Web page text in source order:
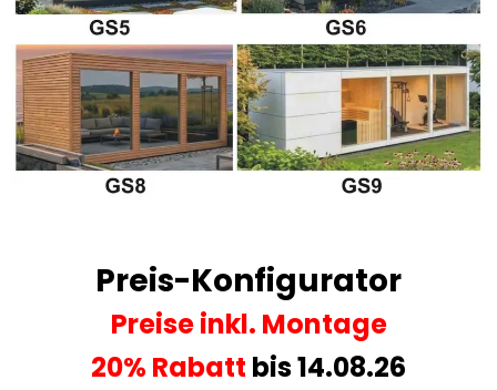
Preis-Konfigurator
Preiseinkl. Montage
20% Rabatt bis 14.08.26